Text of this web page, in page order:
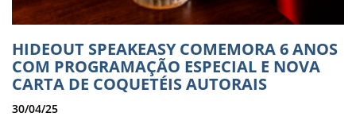
HIDEOUT SPEAKEASY COMEMORA 6 ANOS
COM PROGRAMAÇÃO ESPECIAL E NOVA
CARTA DE COQUETÉIS AUTORAIS
30/04/25